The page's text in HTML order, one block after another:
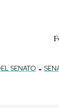
SENATO -